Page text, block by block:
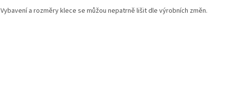
Vybavení a rozměry klece se můžou nepatrně lišit dle výrobních změn.